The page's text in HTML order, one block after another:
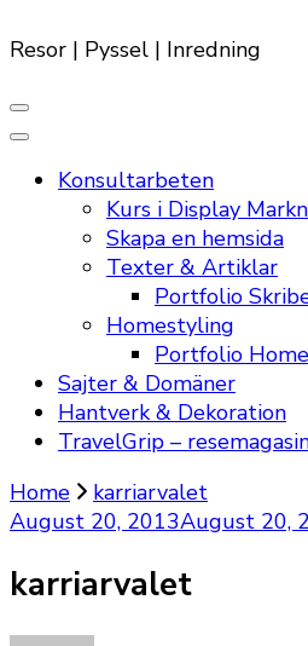
Resor | Pyssel | Inredning
Konsultarbeten
Kurs i Display
Skapa en hemsida
Texter & Artiklar
Portfolio
Homestyling
Portfolio
Sajter & Domäner
Hantverk & Dekoration
TravelGrip –
Home
karriarvalet
August 20, 2013August 20,
karriarvalet